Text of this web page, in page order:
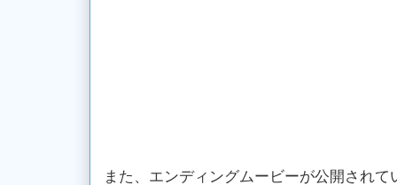
また、エンディングムービーが公開され